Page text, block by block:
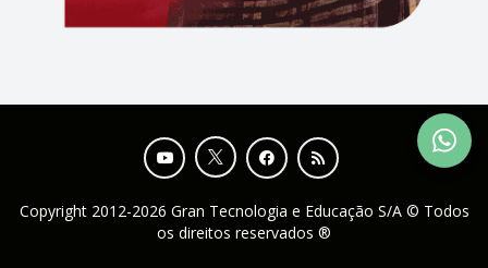
Copyright 2012-2026 Gran Tecnologia e Educação S/A © Todos
os direitos reservados ®